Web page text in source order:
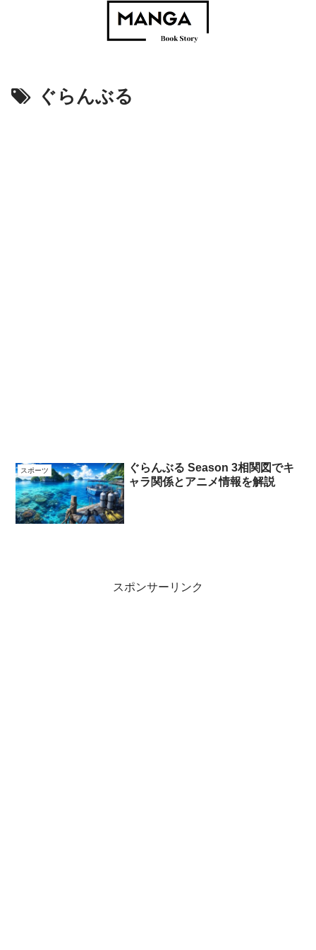
ぐらんぶる
スポーツ
ぐらんぶる Season 3相関図でキ
ャラ関係とアニメ情報を解説
スポンサーリンク